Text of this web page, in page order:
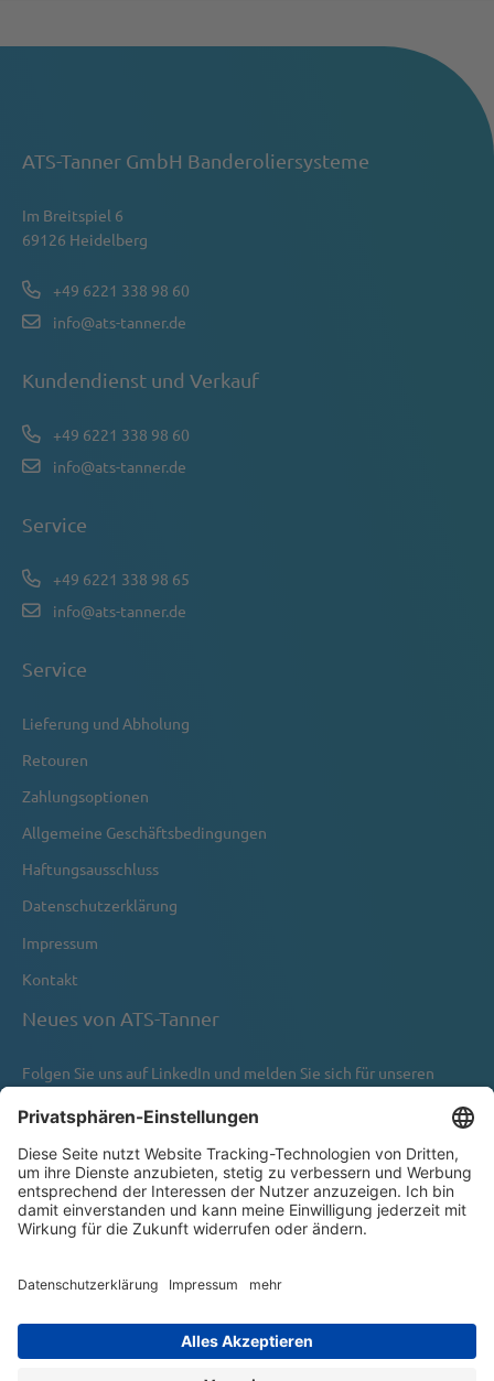
ATS-Tanner GmbH Banderoliersysteme
Im Breitspiel 6
69126 Heidelberg
+49 6221 338 98 60
info@ats-tanner.de
Kundendienst und Verkauf
+49 6221 338 98 60
info@ats-tanner.de
Service
+49 6221 338 98 65
info@ats-tanner.de
Service
Lieferung und Abholung
Retouren
Zahlungsoptionen
Allgemeine Geschäftsbedingungen
Haftungsausschluss
Datenschutzerklärung
Impressum
Kontakt
Neues von ATS-Tanner
Folgen Sie uns aufLinkedIn und melden Sie sich für unseren
Newsletter